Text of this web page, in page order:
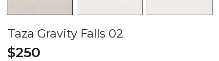
Taza Gravity Falls 02
$250